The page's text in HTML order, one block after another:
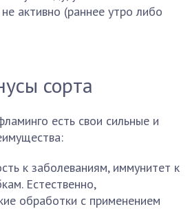
активно (раннее утро либо
сорта
есть свои сильные и
к заболеваниям, иммунитет к
Естественно,
обработки с применением